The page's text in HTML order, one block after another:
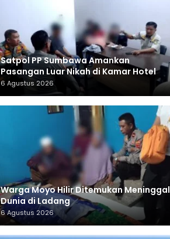
Satpol PP Sumbawa Amankan
Pasangan Luar Nikah di Kamar Hotel
6 Agustus 2026
Warga Moyo Hilir Ditemukan Meninggal
Dunia di Ladang
6 Agustus 2026